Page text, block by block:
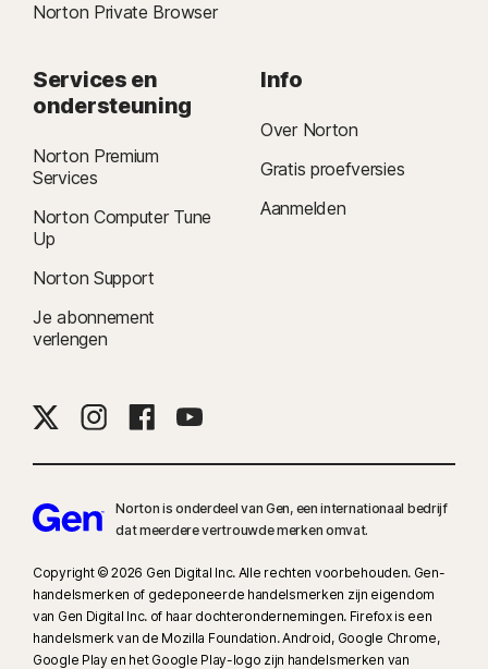
Norton Private Browser
Services en
ondersteuning
Norton Premium
Services
Norton Computer Tune
Up
Norton Support
Je abonnement
verlengen
Info
Over Norton
Gratis proefversies
Aanmelden
Norton is onderdeel van Gen, een internationaal bedrijf
dat meerdere vertrouwde merken omvat.
Copyright © 2026 Gen Digital Inc. Alle rechten voorbehouden. Gen-
handelsmerken of gedeponeerde handelsmerken zijn eigendom
van Gen Digital Inc. of haar dochterondernemingen. Firefox is een
handelsmerk van de Mozilla Foundation. Android, Google Chrome,
Google Play en het Google Play-logo zijn handelsmerken van